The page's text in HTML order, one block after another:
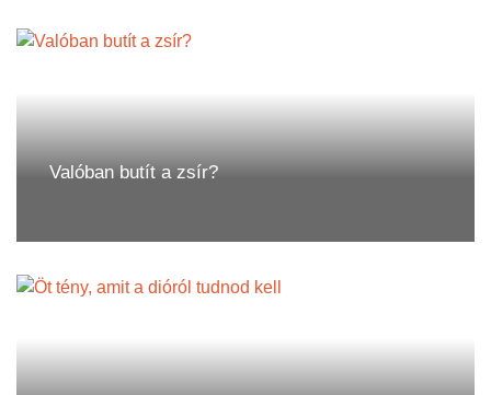
Valóban butít a zsír?